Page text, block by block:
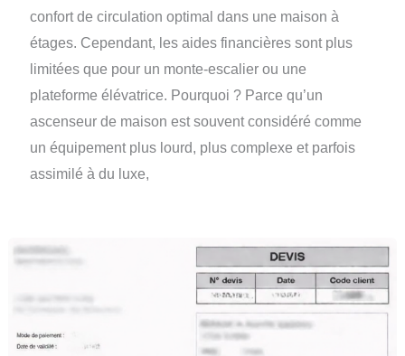
confort de circulation optimal dans une maison à
étages. Cependant, les aides financières sont plus
limitées que pour un monte-escalier ou une
plateforme élévatrice. Pourquoi ? Parce qu’un
ascenseur de maison est souvent considéré comme
un équipement plus lourd, plus complexe et parfois
assimilé à du luxe,